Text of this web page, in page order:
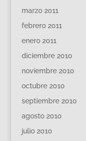
marzo 2011
febrero 2011
enero 2011
diciembre 2010
noviembre 2010
octubre 2010
septiembre 2010
agosto 2010
julio 2010